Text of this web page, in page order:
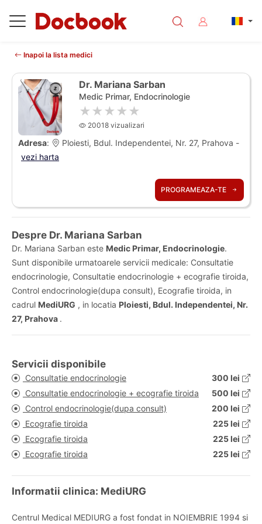
Inapoi la lista medici
Dr. Mariana Sarban
Medic Primar, Endocrinologie
★★★★★
20018 vizualizari
Adresa:
Ploiesti, Bdul. Independentei, Nr. 27, Prahova -
vezi harta
PROGRAMEAZA-TE
Despre Dr. Mariana Sarban
Dr. Mariana Sarban este Medic Primar, Endocrinologie.
Sunt disponibile urmatoarele servicii medicale: Consultatie
endocrinologie, Consultatie endocrinologie + ecografie tiroida,
Control endocrinologie(dupa consult), Ecografie tiroida, in
cadrul MediURG , in locatia Ploiesti, Bdul. Independentei, Nr.
27, Prahova .
Servicii disponibile
Consultatie endocrinologie
300 lei
Consultatie endocrinologie + ecografie tiroida
500 lei
Control endocrinologie(dupa consult)
200 lei
Ecografie tiroida
225 lei
Ecografie tiroida
225 lei
Ecografie tiroida
225 lei
Informatii clinica: MediURG
Centrul Medical MEDIURG a fost fondat in NOIEMBRIE 1994 si